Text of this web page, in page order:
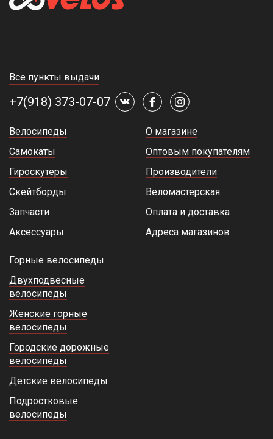
Все пункты выдачи
+7(918) 373-07-07
Велосипеды
Самокаты
Гироскутеры
Скейтборды
Запчасти
Аксессуары
О магазине
Оптовым покупателям
Производители
Веломастерская
Оплата и доставка
Адреса магазинов
Горные велосипеды
Двухподвесные
велосипеды
Женские горные
велосипеды
Городские дорожные
велосипеды
Детские велосипеды
Подростковые
велосипеды